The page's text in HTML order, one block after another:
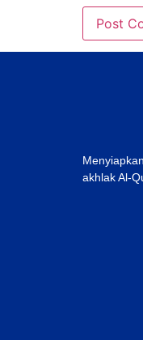
akhlak Al-